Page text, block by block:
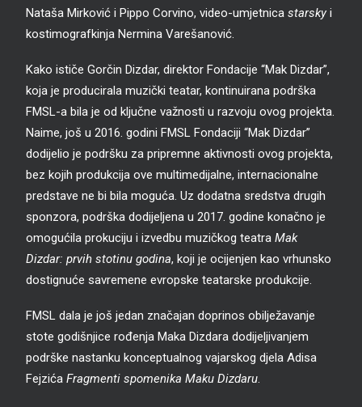
Nataša Mirković i Pippo Corvino, video-umjetnica starskyi
kostimografkinja Nermina Varešanović.
Kako ističe Gorčin Dizdar, direktor Fondacije “Mak Dizdar”,
koja je producirala muzički teatar, kontinuirana podrška
FMSL-a bila je od ključne važnosti u razvoju ovog projekta.
Naime, još u 2016. godini FMSL Fondaciji “Mak Dizdar”
dodijelio je podršku za pripremne aktivnosti ovog projekta,
bez kojih produkcija ove multimedijalne, internacionalne
predstave ne bi bila moguća. Uz dodatna sredstva drugih
sponzora, podrška dodijeljena u 2017. godine konačno je
omogućila prokuciju i izvedbu muzičkog teatra Mak
Dizdar: prvih stotinu godina, koji je ocijenjen kao vrhunsko
dostignuće savremene evropske teatarske produkcije.
FMSL dala je još jedan značajan doprinos obilježavanje
stote godišnjice rođenja Maka Dizdara dodijeljivanjem
podrške nastanku konceptualnog vajarskog djela Adisa
Fejzića Fragmenti spomenika Maku Dizdaru.